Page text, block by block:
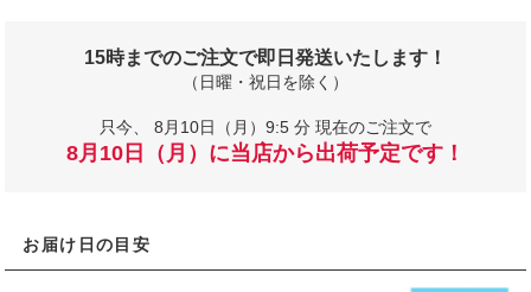
15時までのご注文で即日発送いたします！
（日曜・祝日を除く）
只今、 8月10日（月）9:5 分 現在のご注文で
8月10日（月）に当店から出荷予定です！
お届け日の目安